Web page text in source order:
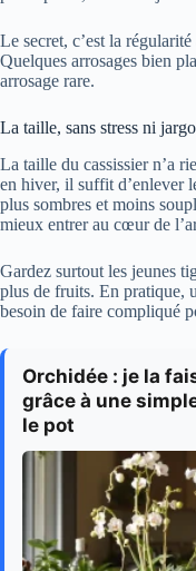
Le secret, c’est la
Quelques arrosages bien
arrosage rare.
La taille, sans stress ni
La taille du cassissier n’a
en hiver, il suffit d’enlever
plus sombres et moins
mieux entrer au cœur de
Gardez surtout les jeunes
plus de fruits. En pratique,
besoin de faire compliqué
Orchidée : je la
grâce à une
le pot